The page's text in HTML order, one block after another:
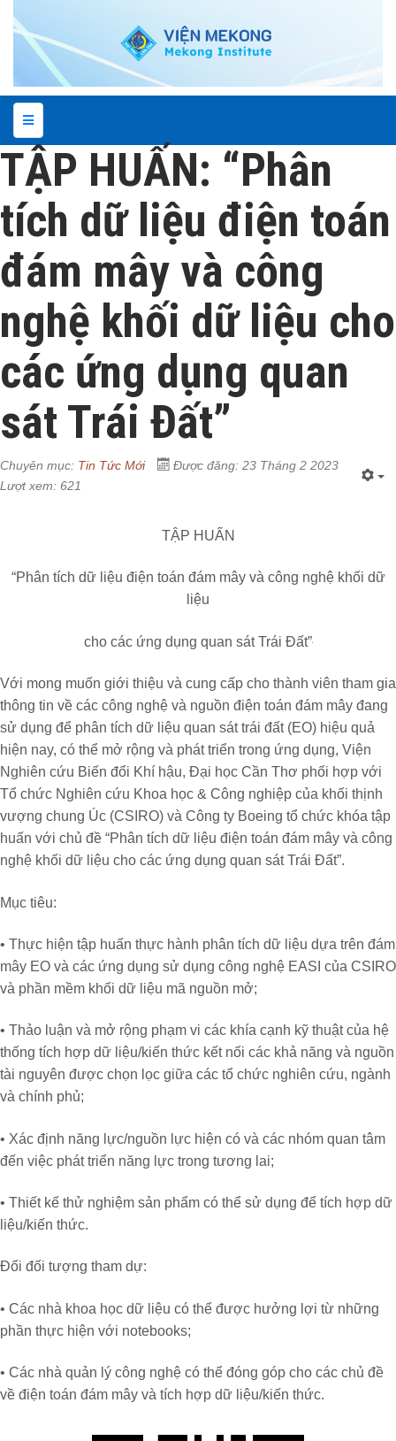
TẬP HUẤN: “Phân
tích dữ liệu điện toán
đám mây và công
nghệ khối dữ liệu cho
các ứng dụng quan
sát Trái Đất”
Chuyên mục: Tin Tức Mới
Được đăng: 23 Tháng 2 2023
Lượt xem: 621
TẬP HUẤN
“Phân tích dữ liệu điện toán đám mây và công nghệ khối dữ
liệu
cho các ứng dụng quan sát Trái Đất”
Với mong muốn giới thiệu và cung cấp cho thành viên tham gia
thông tin về các công nghệ và nguồn điện toán đám mây đang
sử dụng để phân tích dữ liệu quan sát trái đất (EO) hiệu quả
hiện nay, có thể mở rộng và phát triển trong ứng dụng, Viện
Nghiên cứu Biến đổi Khí hậu, Đại học Cần Thơ phối hợp với
Tổ chức Nghiên cứu Khoa học & Công nghiệp của khối thịnh
vượng chung Úc (CSIRO) và Công ty Boeing tổ chức khóa tập
huấn với chủ đề “Phân tích dữ liệu điện toán đám mây và công
nghệ khối dữ liệu cho các ứng dụng quan sát Trái Đất”.
Mục tiêu:
• Thực hiện tập huấn thực hành phân tích dữ liệu dựa trên đám
mây EO và các ứng dụng sử dụng công nghệ EASI của CSIRO
và phần mềm khối dữ liệu mã nguồn mở;
• Thảo luận và mở rộng phạm vi các khía cạnh kỹ thuật của hệ
thống tích hợp dữ liệu/kiến thức kết nối các khả năng và nguồn
tài nguyên được chọn lọc giữa các tổ chức nghiên cứu, ngành
và chính phủ;
• Xác định năng lực/nguồn lực hiện có và các nhóm quan tâm
đến việc phát triển năng lực trong tương lai;
• Thiết kế thử nghiệm sản phẩm có thể sử dụng để tích hợp dữ
liệu/kiến thức.
Đối đối tượng tham dự:
• Các nhà khoa học dữ liệu có thể được hưởng lợi từ những
phần thực hiện với notebooks;
• Các nhà quản lý công nghệ có thể đóng góp cho các chủ đề
về điện toán đám mây và tích hợp dữ liệu/kiến thức.